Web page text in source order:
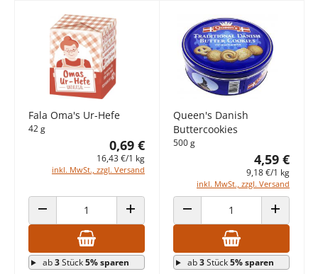
Fala Oma's Ur-Hefe
42 g
0,69 €
16,43 €/1 kg
inkl. MwSt., zzgl. Versand
ANZAHL VERRINGERN ANZAHL ERHÖHEN
ab3Stück5% sparen
Queen's Danish
Buttercookies
500 g
4,59 €
9,18 €/1 kg
inkl. MwSt., zzgl. Versand
ANZAHL VERRINGERN ANZAHL
ab3Stück5% sparen